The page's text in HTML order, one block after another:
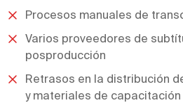
Procesos manuales de
Varios proveedores de
posproducción
Retrasos en la distribución
y materiales de capacitación